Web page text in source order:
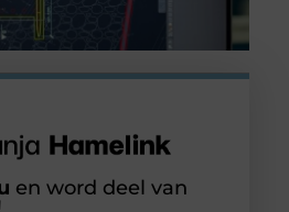
en word deel van